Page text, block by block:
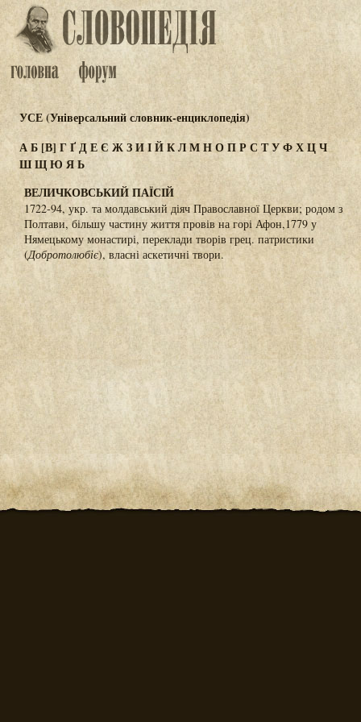
УСЕ (Універсальний словник-енциклопедія)
АБ [В] ГҐДЕЄ ЖЗИІЙКЛМНОПР СТУФХЦЧ
ШЩЮЯЬ
ВЕЛИЧКОВСЬКИЙ ПАЇСІЙ
1722-94, укр. та молдавський діяч Православної Церкви; родом з
Полтави, більшу частину життя провів на горі Афон,1779 у
Нямецькому монастирі, переклади творів грец. патристики
(Добротолюбіє), власні аскетичні твори.